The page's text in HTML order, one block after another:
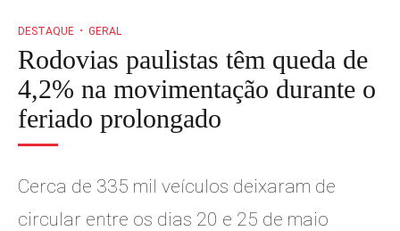
DESTAQUE GERAL
Rodovias paulistas têm queda de
4,2% na movimentação durante o
feriado prolongado
Cerca de 335 mil veículos deixaram de
circular entre os dias 20 e 25 de maio